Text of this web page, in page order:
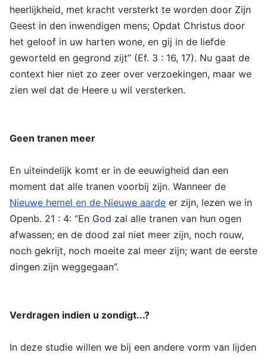
heerlijkheid, met kracht versterkt te worden door Zijn
Geest in den inwendigen mens; Opdat Christus door
het geloof in uw harten wone, en gij in de liefde
geworteld en gegrond zijt” (Ef. 3 : 16, 17). Nu gaat de
context hier niet zo zeer over verzoekingen, maar we
zien wel dat de Heere u wil versterken.
Geen tranen meer
En uiteindelijk komt er in de eeuwigheid dan een
moment dat alle tranen voorbij zijn. Wanneer de
Nieuwe hemel en de Nieuwe aarde er zijn, lezen we in
Openb. 21 : 4: “En God zal alle tranen van hun ogen
afwassen; en de dood zal niet meer zijn, noch rouw,
noch gekrijt, noch moeite zal meer zijn; want de eerste
dingen zijn weggegaan”.
Verdragen indien u zondigt...?
In deze studie willen we bij een andere vorm van lijden